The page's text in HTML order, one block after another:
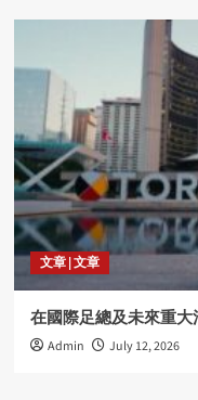
文章 | 文章
在國際足總及未來重
Admin July 12, 2026